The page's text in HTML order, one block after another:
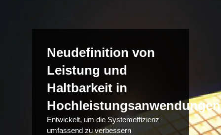
Neudefinition von
Leistung und
Haltbarkeit in
Hochleistungsanwendungen
Entwickelt, um die Systemeffizienz
umfassend zu verbessern